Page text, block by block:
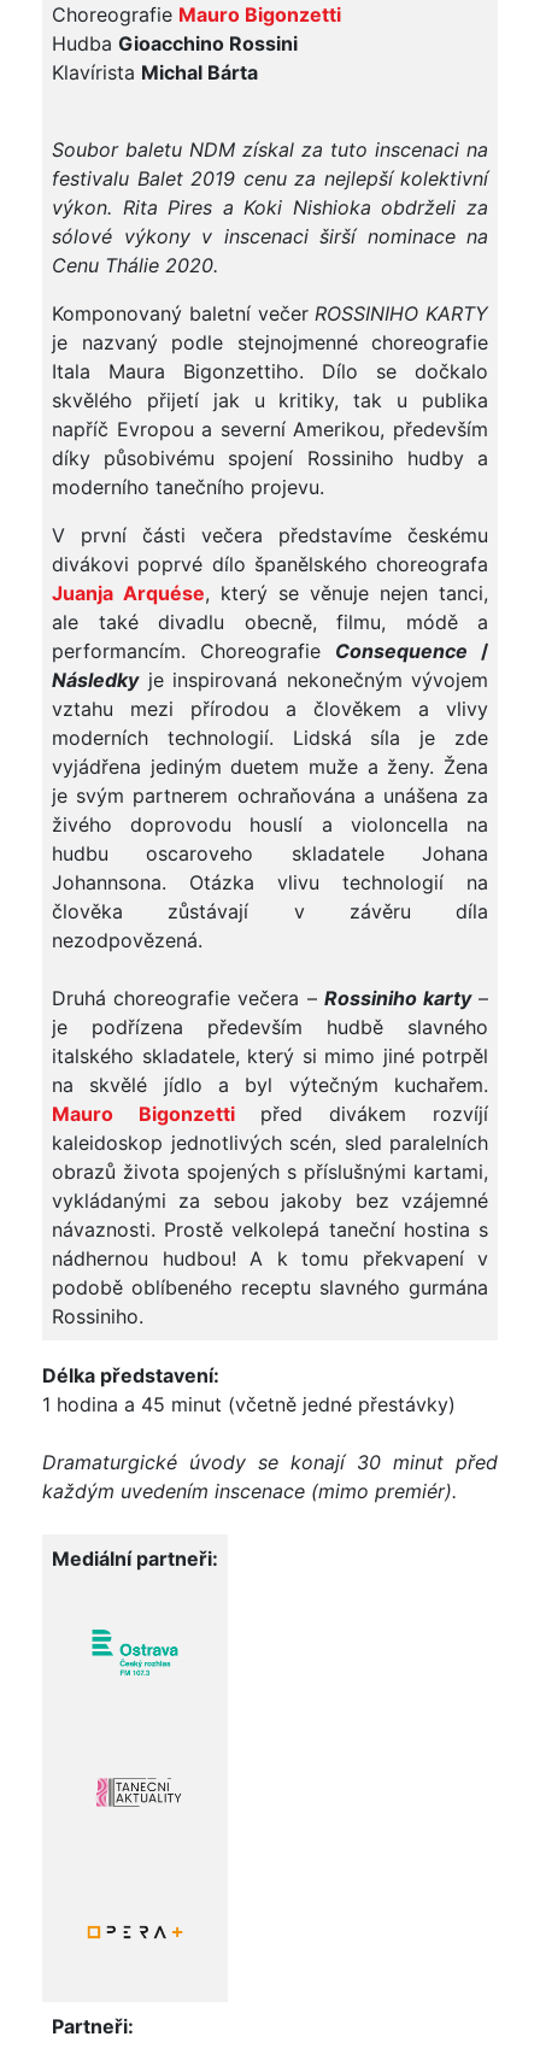
Choreografie Mauro Bigonzetti
Hudba Gioacchino Rossini
Klavírista Michal Bárta
Soubor baletu NDM získal za tuto inscenaci na
festivalu Balet 2019 cenu za nejlepší kolektivní
výkon. Rita Pires a Koki Nishioka obdrželi za
sólové výkony v inscenaci širší nominace na
Cenu Thálie 2020.
Komponovaný baletní večerROSSINIHO KARTY
je nazvaný podle stejnojmenné choreografie
Itala Maura Bigonzettiho. Dílo se dočkalo
skvělého přijetí jak u kritiky, tak u publika
napříč Evropou a severní Amerikou, především
díky působivému spojení Rossiniho hudby a
moderního tanečního projevu.
V první části večera představíme českému
divákovi poprvé dílo španělského choreografa
Juanja Arquése, který se věnuje nejen tanci,
ale také divadlu obecně, filmu, módě a
performancím. Choreografie Consequence /
Následkyje inspirovaná nekonečným vývojem
vztahu mezi přírodou a člověkem a vlivy
moderních technologií. Lidská síla je zde
vyjádřena jediným duetem muže a ženy. Žena
je svým partnerem ochraňována a unášena za
živého doprovodu houslí a violoncella na
hudbu oscaroveho skladatele Johana
Johannsona. Otázka vlivu technologií na
člověka zůstávají v závěru díla
nezodpovězená.
Druhá choreografie večera – Rossiniho karty–
je podřízena především hudbě slavného
italského skladatele, který si mimo jiné potrpěl
na skvělé jídlo a byl výtečným kuchařem.
Mauro Bigonzetti
před divákem rozvíjí
kaleidoskop jednotlivých scén, sled paralelních
obrazů života spojených s příslušnými kartami,
vykládanými za sebou jakoby bez vzájemné
návaznosti. Prostě velkolepá taneční hostina s
nádhernou hudbou! A k tomu překvapení v
podobě oblíbeného receptu slavného gurmána
Rossiniho.
Délka představení:
1 hodina a 45 minut (včetně jedné přestávky)
Dramaturgické úvody se konají 30 minut před
každým uvedením inscenace (mimo premiér).
Mediální partneři:
Partneři: